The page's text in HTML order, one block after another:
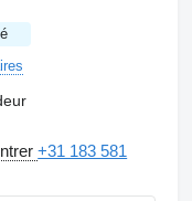
+31 183 581